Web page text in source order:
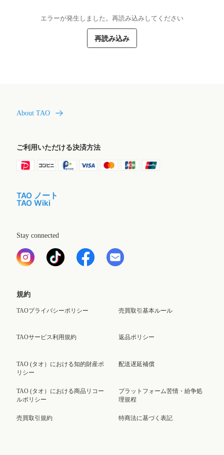
エラーが発生しました。再読み込みしてください
再読み込み
About TAO
ご利用いただける決済方法
TAO ノート
TAO Wiki
Stay connected
規約
TAOプライバシーポリシー
TAOサービス利用規約
TAO (タオ）における知的財産ポ
リシー
TAO (タオ）における商品リコー
ルポリシー
売買取引規約
売買取引基本ルール
返品ポリシー
配送遅延補償
プラットフォーム苦情・紛争処
理規程
特商法に基づく表記